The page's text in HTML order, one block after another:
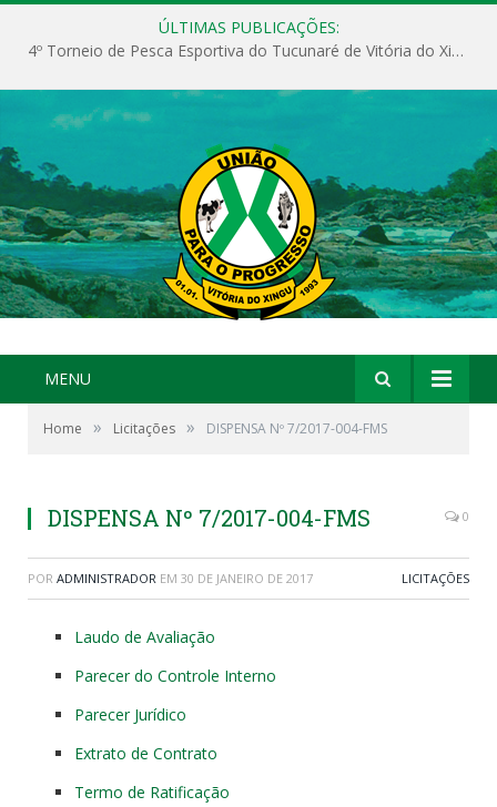
ÚLTIMAS PUBLICAÇÕES:
4º Torneio de Pesca Esportiva do Tucunaré de Vitória do Xingu
MENU
Home » Licitações » DISPENSA Nº 7/2017-004-FMS
DISPENSA Nº 7/2017-004-FMS 0
POR ADMINISTRADOR EM 30 DE JANEIRO DE 2017 LICITAÇÕES
Laudo de Avaliação
Parecer do Controle Interno
Parecer Jurídico
Extrato de Contrato
Termo de Ratificação